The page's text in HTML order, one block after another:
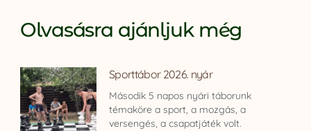
Olvasásra ajánljuk még
Sporttábor 2026. nyár
Második 5 napos nyári táborunk
témaköre a sport, a mozgás, a
versengés, a csapatjáték volt.